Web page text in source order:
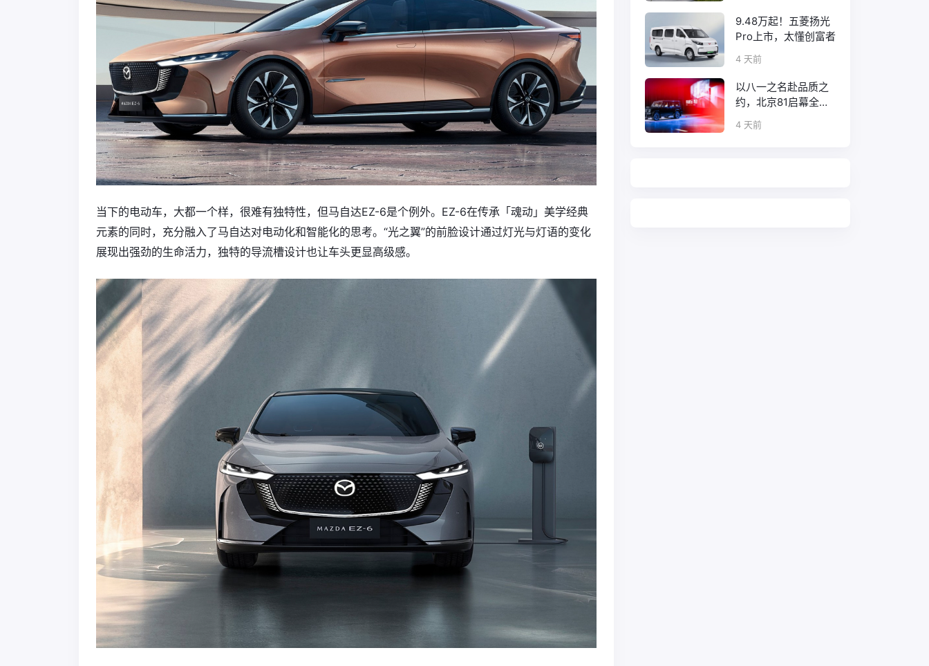
当下的电动车，大都一个样，很难有独特性，但马自达EZ-6是个例外。EZ-6在传承「魂动」美学经典
元素的同时，充分融入了马自达对电动化和智能化的思考。“光之翼”的前脸设计通过灯光与灯语的变化
展现出强劲的生命活力，独特的导流槽设计也让车头更显高级感。
9.48万起！五菱扬光
Pro上市，太懂创富者
4 天前
以八一之名赴品质之
约，北京81启幕全新
口碑征程
4 天前